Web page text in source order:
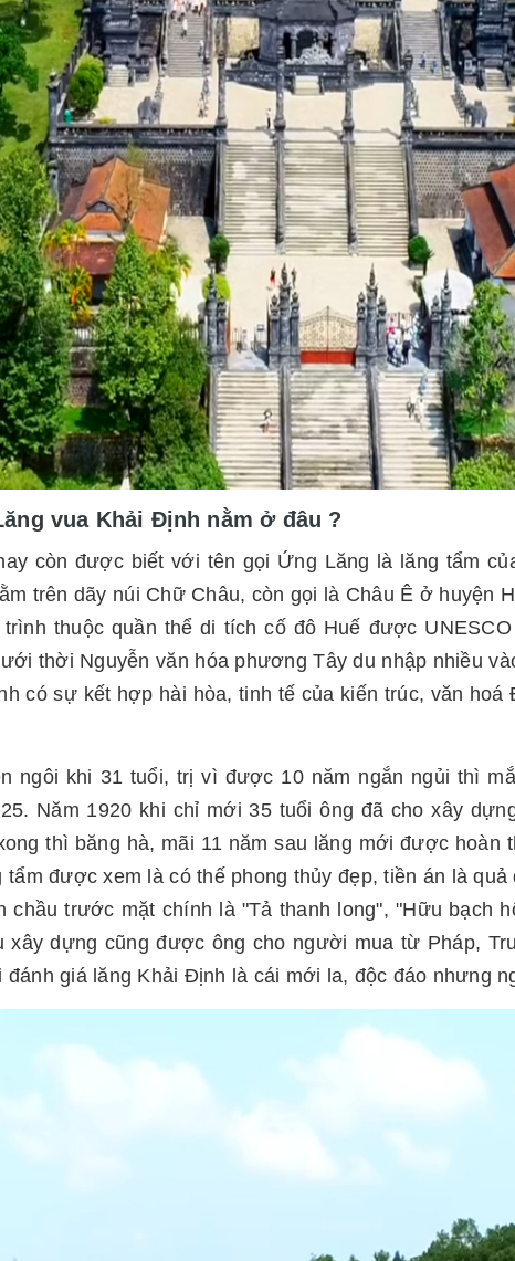
vua Khải Định nằm ở đâu ?
còn được biết với tên gọi Ứng Lăng là lăng tẩm
trên dãy núi Chữ Châu, còn gọi là Châu Ê ở huyện
thuộc quần thể di tích cố đô Huế được
thời Nguyễn văn hóa phương Tây du nhập nhiều
có sự kết hợp hài hòa, tinh tế của kiến trúc, văn
ngôi khi 31 tuổi, trị vì được 10 năm ngắn ngủi thì
Năm 1920 khi chỉ mới 35 tuổi ông đã cho xây
thì băng hà, mãi 11 năm sau lăng mới được hoàn
tẩm được xem là có thế phong thủy đẹp, tiền án là
chầu trước mặt chính là "Tả thanh long", "Hữu bạch
xây dựng cũng được ông cho người mua từ Pháp,
giá lăng Khải Định là cái mới la, độc đáo nhưng